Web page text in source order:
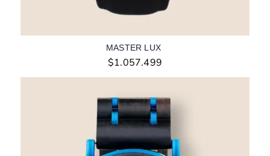
MASTER LUX
$1.057.499